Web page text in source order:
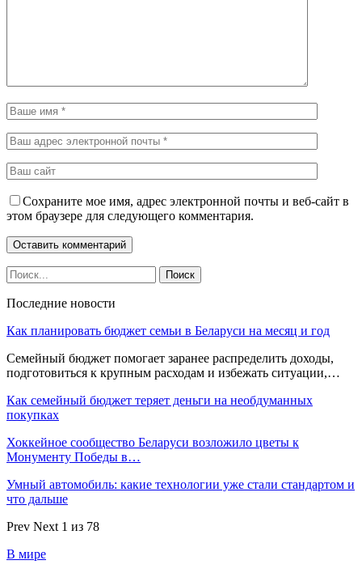
Сохраните мое имя, адрес электронной почты и веб-сайт в
этом браузере для следующего комментария.
Последние новости
Как планировать бюджет семьи в Беларуси на месяц и год
Семейный бюджет помогает заранее распределить доходы,
подготовиться к крупным расходам и избежать ситуации,…
Как семейный бюджет теряет деньги на необдуманных
покупках
Хоккейное сообщество Беларуси возложило цветы к
Монументу Победы в…
Умный автомобиль: какие технологии уже стали стандартом и
что дальше
Prev Next 1 из 78
В мире